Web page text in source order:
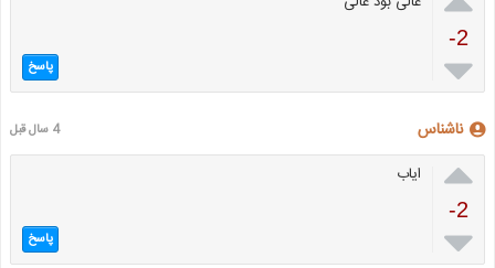
-2
 پاسخ
ناشناس 4 سال قبل

-2

ایاب
پاسخ